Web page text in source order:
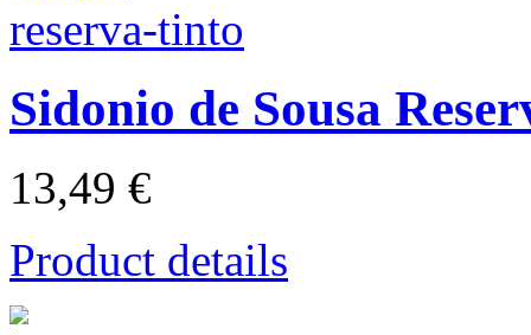
Sidonio de Sousa
13,49 €
Product details